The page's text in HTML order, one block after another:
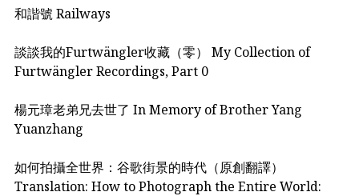
和諧號 Railways
談談我的Furtwängler收藏（零） My Collection of
Furtwängler Recordings, Part 0
楊元璋老弟兄去世了 In Memory of Brother Yang
Yuanzhang
如何拍攝全世界：谷歌街景的時代（原創翻譯）
Translation: How to Photograph the Entire World: